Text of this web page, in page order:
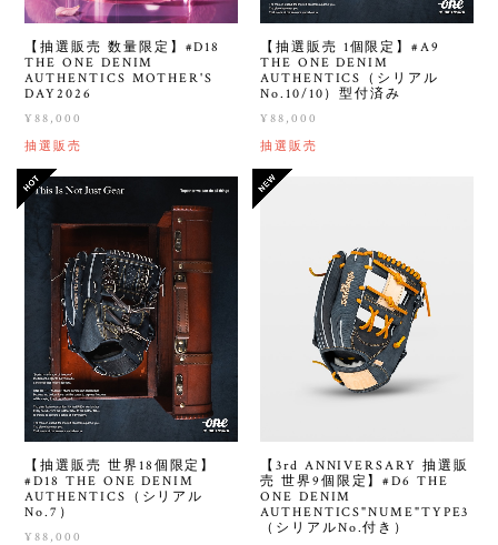
【抽選販売 数量限定】#D18
THE ONE DENIM
AUTHENTICS MOTHER'S
DAY2026
¥88,000
抽選販売
【抽選販売 1個限定】#A9
THE ONE DENIM
AUTHENTICS（シリアル
No.10/10）型付済み
¥88,000
抽選販売
【抽選販売 世界18個限定】
#D18 THE ONE DENIM
AUTHENTICS（シリアル
No.7）
¥88,000
【3rd ANNIVERSARY 抽選販
売 世界9個限定】#D6 THE
ONE DENIM
AUTHENTICS"NUME"TYPE3
（シリアルNo.付き）